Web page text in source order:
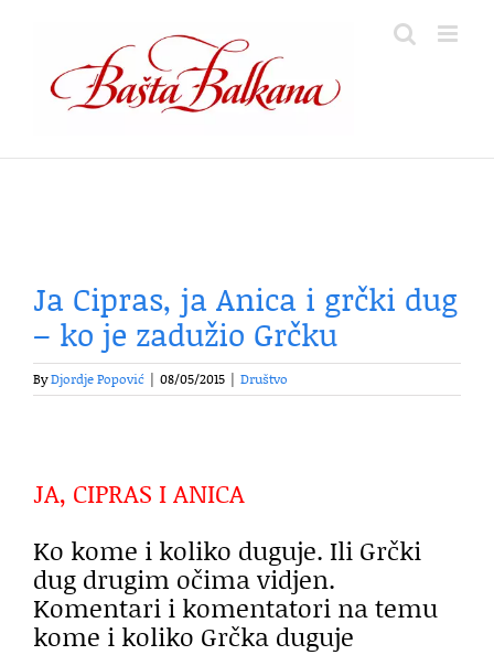
content
Ja Cipras, ja Anica i grčki dug
– ko je zadužio Grčku
ByDjordje Popović 08/05/2015 Društvo
JA, CIPRAS I ANICA
Ko kome i koliko duguje. Ili Grčki
dug drugim očima vidjen.
Komentari i komentatori na temu
kome i koliko Grčka duguje